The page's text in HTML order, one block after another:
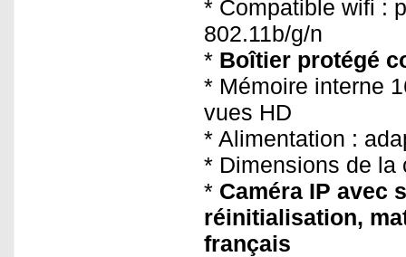
* Compatible wifi :
802.11b/g/n
* Boîtier protégé
* Mémoire interne
vues HD
* Alimentation :
* Dimensions de la
* Caméra IP avec
réinitialisation,
français